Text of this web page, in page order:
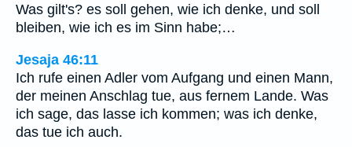
Was gilt's? es soll gehen, wie ich denke, und soll
bleiben, wie ich es im Sinn habe;…
Jesaja 46:11
Ich rufe einen Adler vom Aufgang und einen Mann,
der meinen Anschlag tue, aus fernem Lande. Was
ich sage, das lasse ich kommen; was ich denke,
das tue ich auch.